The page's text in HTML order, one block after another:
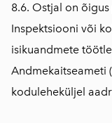
8.6. Ostjal on
Inspektsiooni või
isikuandmete
Andmekaitseameti
koduleheküljel